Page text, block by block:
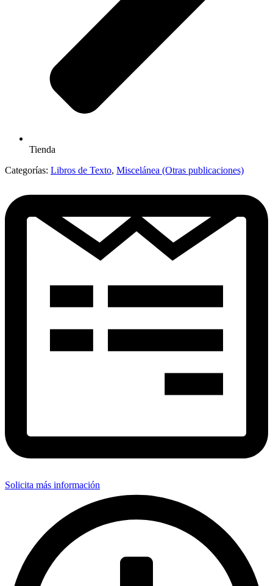
Tienda
Categorías: Libros de Texto, Miscelánea (Otras publicaciones)
Solicita más información